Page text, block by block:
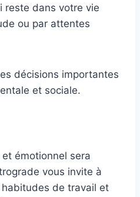
reste dans votre vie
ou par attentes
décisions importantes
et sociale.
émotionnel sera
vous invite à
de travail et